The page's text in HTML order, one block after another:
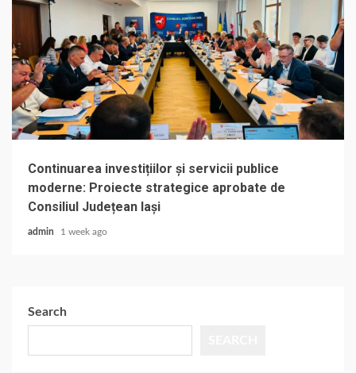
Continuarea investițiilor și servicii publice
moderne: Proiecte strategice aprobate de
Consiliul Județean Iași
admin 1 week ago
Search